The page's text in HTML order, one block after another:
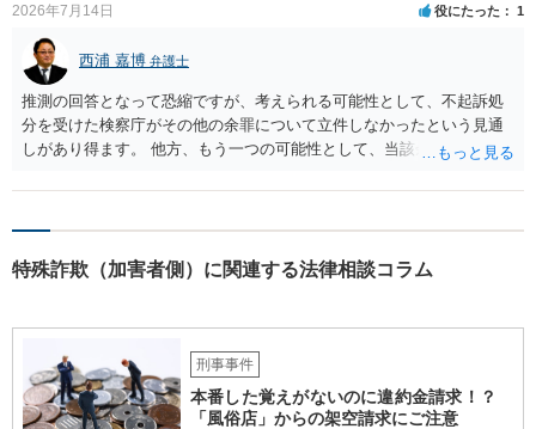
2026年7月14日 役にたった 1
西浦 嘉博 弁護士
推測の回答となって恐縮ですが、考えられる可能性として、不起訴処
分を受けた検察庁がその他の余罪について立件しなかったという見通
しがあり得ます。 他方、もう一つの可能性として、当該余罪について
停滞しているということも考え得る所です。 上記、ご参考ください。
特殊詐欺（加害者側）に関連する法律相談コラム
刑事事件
本番した覚えがないのに違約金請求！？
「風俗店」からの架空請求にご注意